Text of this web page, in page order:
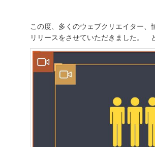
この度、多くのウェブクリエイター、
リリースをさせていただきました。